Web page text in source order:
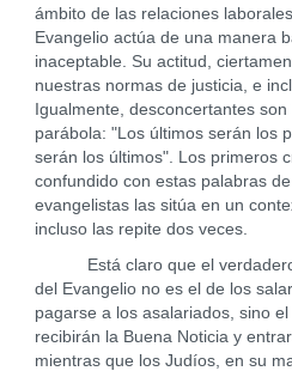
ámbito de las relaciones
Evangelio actúa de una manera
inaceptable. Su actitud,
nuestras normas de justicia, e
Igualmente, desconcertantes
parábola: "Los últimos serán los
serán los últimos". Los primeros
confundido con estas palabras
evangelistas las sitúa en un
incluso las repite dos veces.
Está claro que el verdadero
del Evangelio no es el de los
pagarse a los asalariados, sino
recibirán la Buena Noticia y
mientras que los Judíos, en su